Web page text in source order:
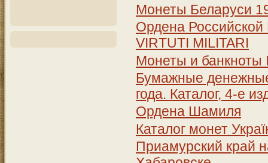
Монеты Беларуси
Ордена
VIRTUTI MILITARI
Монеты и
Бумажные
года. Каталог, 4-е
Ордена Шамиля
Каталог монет
Приамурский край